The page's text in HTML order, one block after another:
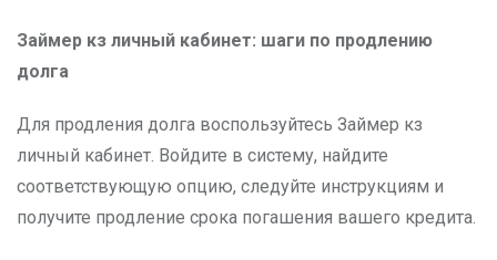
Займер кз личный кабинет: шаги по продлению
долга
Для продления долга воспользуйтесь Займер кз
личный кабинет. Войдите в систему, найдите
соответствующую опцию, следуйте инструкциям и
получите продление срока погашения вашего кредита.